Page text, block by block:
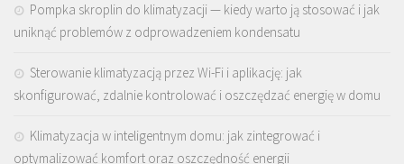
Pompka skroplin do klimatyzacji — kiedy warto ją stosować i jak
uniknąć problemów z odprowadzeniem kondensatu
Sterowanie klimatyzacją przez Wi-Fi i aplikację: jak
skonfigurować, zdalnie kontrolować i oszczędzać energię w domu
Klimatyzacja w inteligentnym domu: jak zintegrować i
optymalizować komfort oraz oszczędność energii